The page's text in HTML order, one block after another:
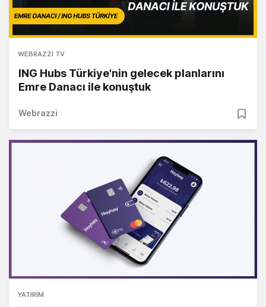
WEBRAZZI TV
ING Hubs Türkiye'nin gelecek planlarını
Emre Danacı ile konuştuk
Webrazzi
YATIRIM